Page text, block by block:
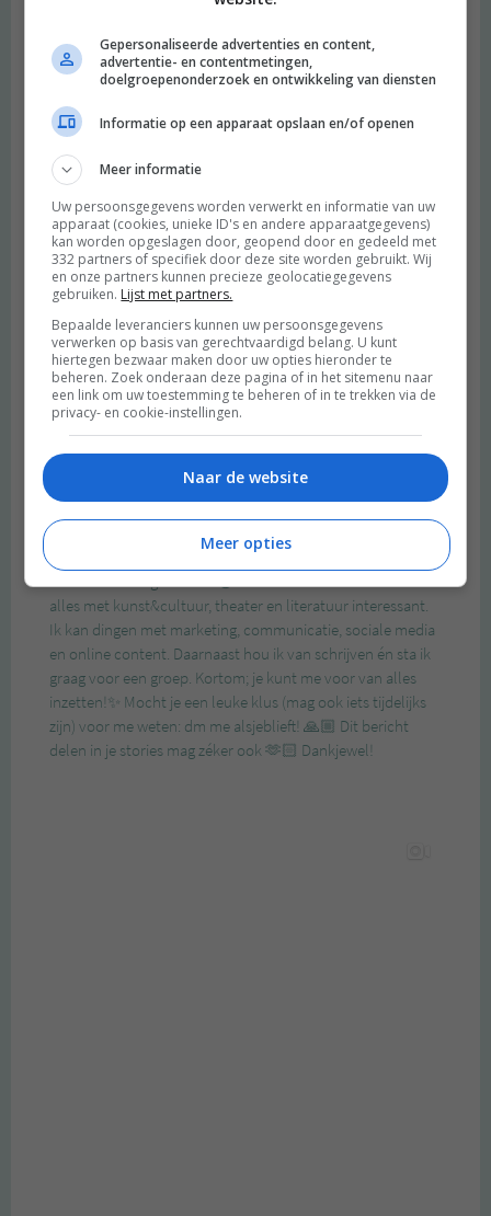
Gepersonaliseerde advertenties en content,
advertentie- en contentmetingen,
doelgroepenonderzoek en ontwikkeling van diensten
Informatie op een apparaat opslaan en/of openen
Meer informatie
Uw persoonsgegevens worden verwerkt en informatie van uw
apparaat (cookies, unieke ID's en andere apparaatgegevens)
kan worden opgeslagen door, geopend door en gedeeld met
332 partners of specifiek door deze site worden gebruikt. Wij
en onze partners kunnen precieze geolocatiegegevens
gebruiken. Lijst met partners.
Bepaalde leveranciers kunnen uw persoonsgegevens
verwerken op basis van gerechtvaardigd belang. U kunt
hiertegen bezwaar maken door uw opties hieronder te
beheren. Zoek onderaan deze pagina of in het sitemenu naar
een link om uw toestemming te beheren of in te trekken via de
privacy- en cookie-instellingen.
Naar de website
Meer opties